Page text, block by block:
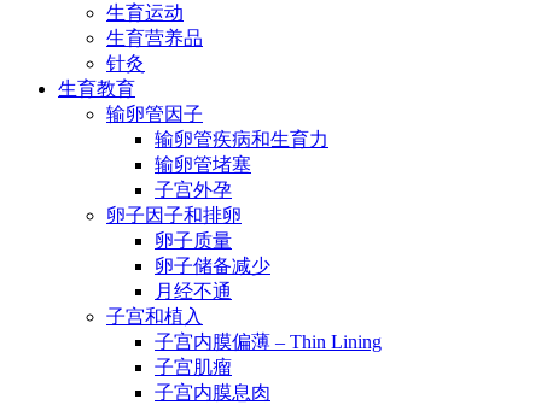
生育运动
生育营养品
针灸
生育教育
输卵管因子
输卵管疾病和生育力
输卵管堵塞
子宫外孕
卵子因子和排卵
卵子质量
卵子储备减少
月经不通
子宫和植入
子宫内膜偏薄 – Thin Lining
子宫肌瘤
子宫内膜息肉